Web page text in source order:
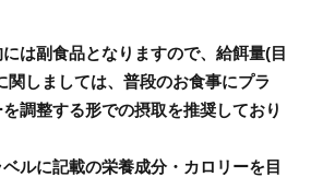
は副食品となりますので、給餌量(目
関しましては、普段のお食事にプラ
調整する形での摂取を推奨しており
ルに記載の栄養成分・カロリーを目